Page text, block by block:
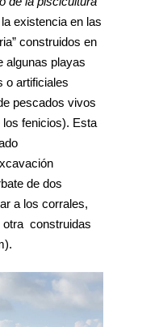
existencia en las
construidos en
algunas playas
o artificiales
pescados vivos
los fenicios). Esta
de dos
a los corrales,
otra construidas